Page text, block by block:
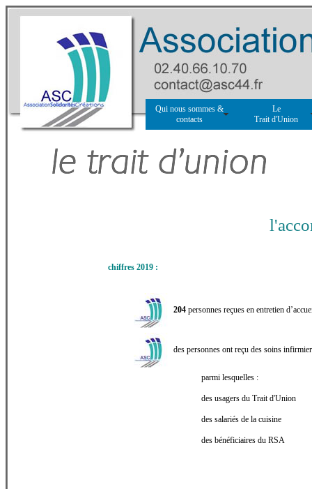
Qui nous sommes &
contacts
Le
Trait d'Union
chiffres 2019 :
204 personnes reçues en entretien
des personnes ont reçu des soins
parmi lesquelles :
des usagers du Trait d'Union
des salariés de la cuisine
des bénéficiaires du RSA